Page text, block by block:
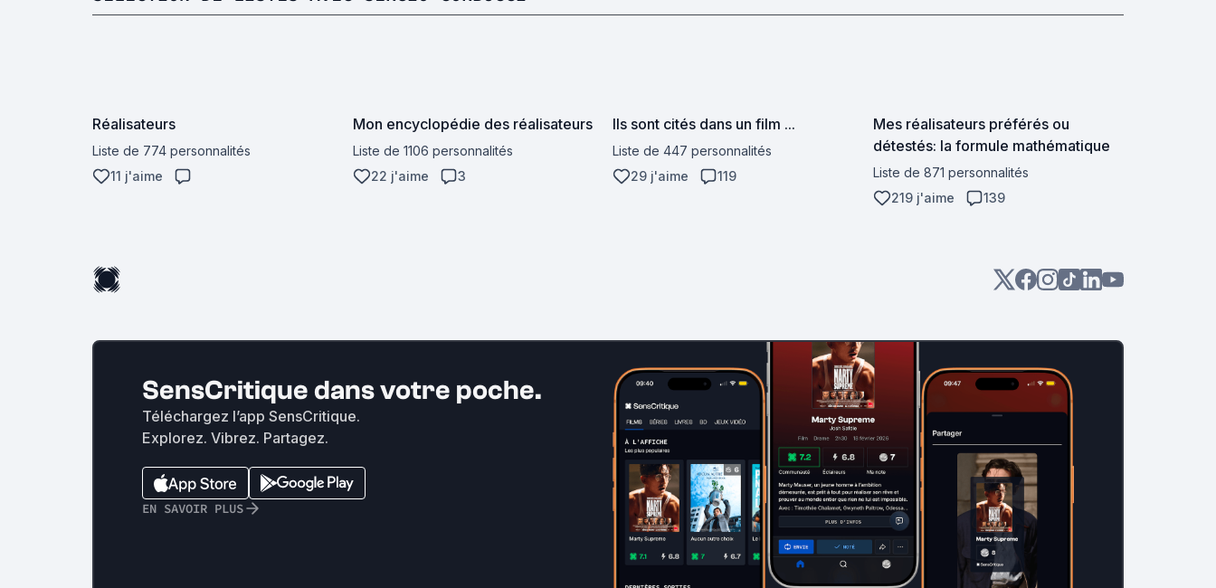
Réalisateurs
Liste de 774 personnalités
11 j'aime
Mon encyclopédie des réalisateurs
Liste de 1106 personnalités
22 j'aime
3
Ils sont cités dans un film ...
Liste de 447 personnalités
29 j'aime
119
Mes réalisateurs préférés ou
détestés: la formule mathématique
Liste de 871 personnalités
219 j'aime
139
SensCritique dans votre poche.
Téléchargez l’app SensCritique.
Explorez. Vibrez. Partagez.
EN SAVOIR PLUS